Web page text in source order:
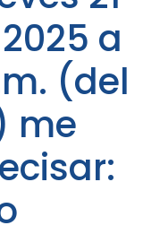
a
(del
me